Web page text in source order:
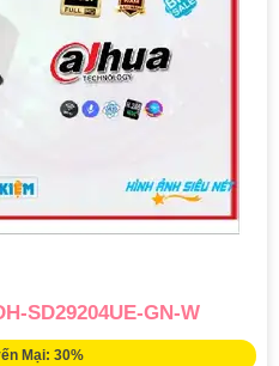
SD29204UE-GN-W
Mại: 30%